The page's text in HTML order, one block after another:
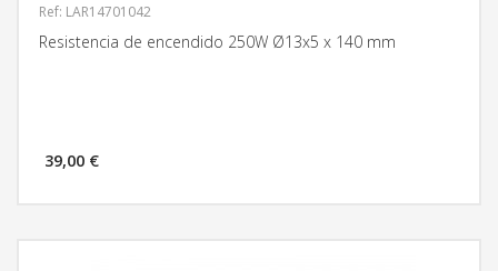
Ref: LAR14701042
Resistencia de encendido 250W Ø13x5 x 140 mm
39,00 €